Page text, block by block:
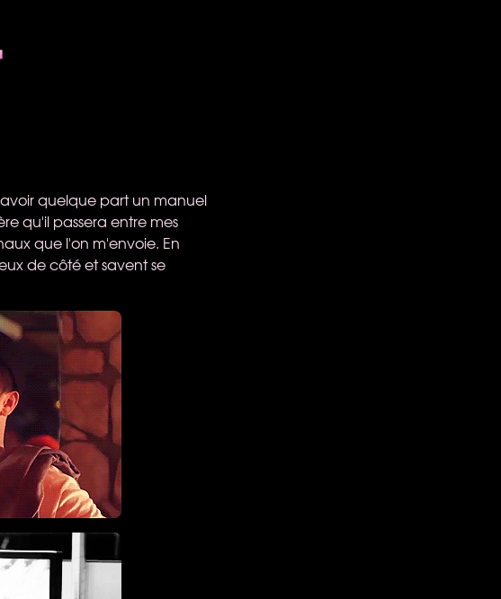
quelque part un manuel
qu'il passera entre mes
que l'on m'envoie. En
de côté et savent se